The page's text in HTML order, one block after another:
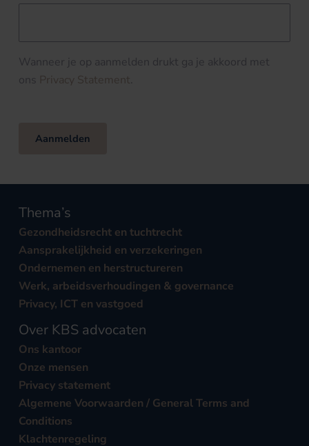
Wanneer je op aanmelden drukt ga je akkoord met
ons Privacy Statement.
Aanmelden
Thema’s
Gezondheidsrecht en tuchtrecht
Aansprakelijkheid en verzekeringen
Ondernemen en herstructureren
Werk, arbeidsverhoudingen & governance
Privacy, ICT en vastgoed
Over KBS advocaten
Ons kantoor
Onze mensen
Privacy statement
Algemene Voorwaarden / General Terms and
Conditions
Klachtenregeling